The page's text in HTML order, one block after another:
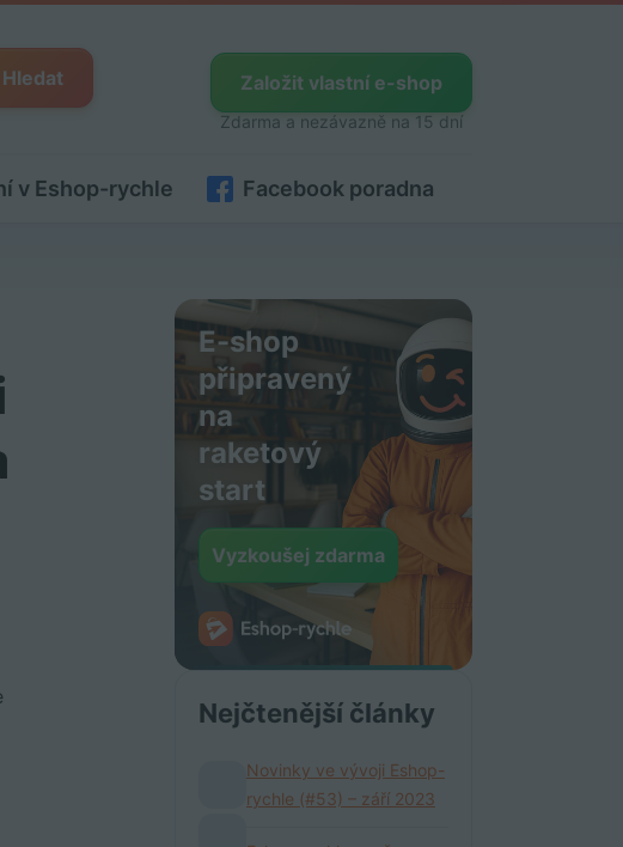
Hledat Založit vlastní e-shop
Zdarma a nezávazně na 15 dní
v Eshop-rychle Facebook poradna
E-shop
připravený
na
raketový
start
Vyzkoušej zdarma
Nejčtenější články
Novinky ve vývoji Eshop-
rychle (#53) – září 2023